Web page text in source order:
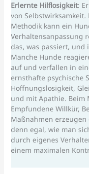
Erlernte Hilflosigkeit:
von
Methodik kann ein
Verhaltensanpassung
das, was passiert, und
Manche Hunde
auf und verfallen in
ernsthafte psychische
Hoffnungslosigkeit,
und mit Apathie. Beim
Empfundene Willkür,
Maßnahmen
denn egal, wie man
durch eigenes
einem maximalen